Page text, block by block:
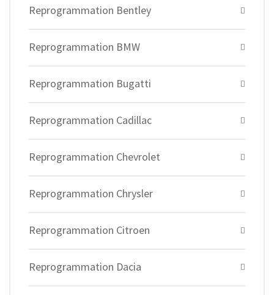
Reprogrammation Bentley
Reprogrammation BMW
Reprogrammation Bugatti
Reprogrammation Cadillac
Reprogrammation Chevrolet
Reprogrammation Chrysler
Reprogrammation Citroen
Reprogrammation Dacia